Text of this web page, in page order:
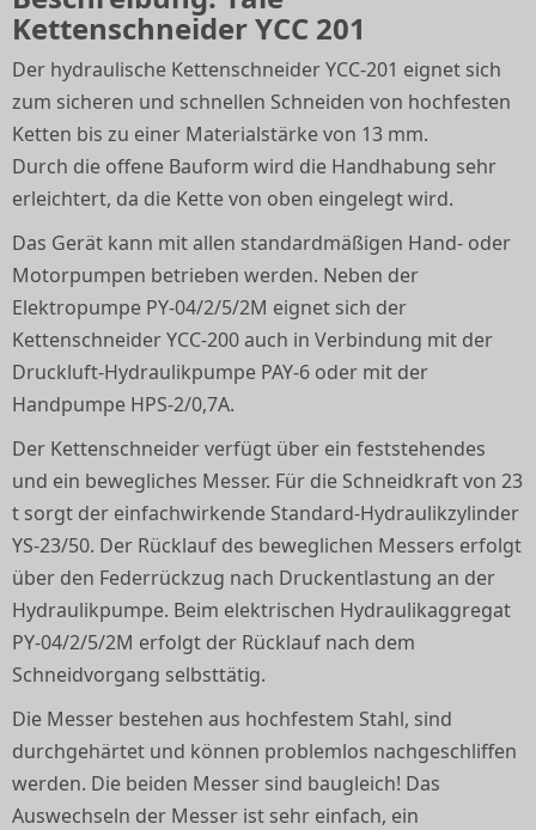
Kettenschneider YCC 201
Der hydraulische Kettenschneider YCC-201 eignet sich
zum sicheren und schnellen Schneiden von hochfesten
Ketten bis zu einer Materialstärke von 13 mm.
Durch die offene Bauform wird die Handhabung sehr
erleichtert, da die Kette von oben eingelegt wird.
Das Gerät kann mit allen standardmäßigen Hand- oder
Motorpumpen betrieben werden. Neben der
Elektropumpe PY-04/2/5/2M eignet sich der
Kettenschneider YCC-200 auch in Verbindung mit der
Druckluft-Hydraulikpumpe PAY-6 oder mit der
Handpumpe HPS-2/0,7A.
Der Kettenschneider verfügt über ein feststehendes
und ein bewegliches Messer. Für die Schneidkraft von 23
t sorgt der einfachwirkende Standard-Hydraulikzylinder
YS-23/50. Der Rücklauf des beweglichen Messers erfolgt
über den Federrückzug nach Druckentlastung an der
Hydraulikpumpe. Beim elektrischen Hydraulikaggregat
PY-04/2/5/2M erfolgt der Rücklauf nach dem
Schneidvorgang selbsttätig.
Die Messer bestehen aus hochfestem Stahl, sind
durchgehärtet und können problemlos nachgeschliffen
werden. Die beiden Messer sind baugleich! Das
Auswechseln der Messer ist sehr einfach, ein